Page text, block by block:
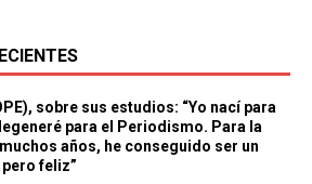
sobre sus estudios: “Yo nací para
para el Periodismo. Para la
años, he conseguido ser un
feliz”